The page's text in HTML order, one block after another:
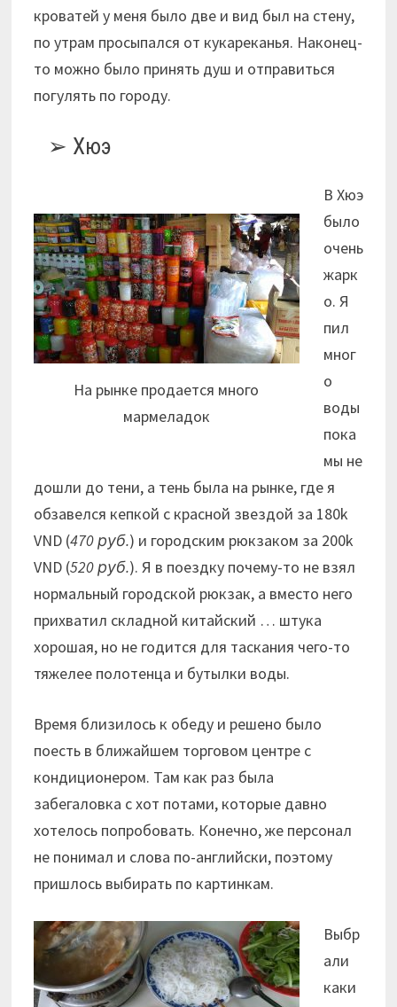
кроватей у меня было две и вид был на стену,
по утрам просыпался от кукареканья. Наконец-
то можно было принять душ и отправиться
погулять по городу.
Хюэ
На рынке продается много
мармеладок
В Хюэ
было
очень
жарк
о. Я
пил
мног
о
воды
пока
мы не
дошли до тени, а тень была на рынке, где я
обзавелся кепкой с красной звездой за 180k
VND (470 руб.) и городским рюкзаком за 200k
VND (520 руб.). Я в поездку почему-то не взял
нормальный городской рюкзак, а вместо него
прихватил складной китайский … штука
хорошая, но не годится для таскания чего-то
тяжелее полотенца и бутылки воды.
Время близилось к обеду и решено было
поесть в ближайшем торговом центре с
кондиционером. Там как раз была
забегаловка с хот потами, которые давно
хотелось попробовать. Конечно, же персонал
не понимал и слова по-английски, поэтому
пришлось выбирать по картинкам.
Выбр
али
каки